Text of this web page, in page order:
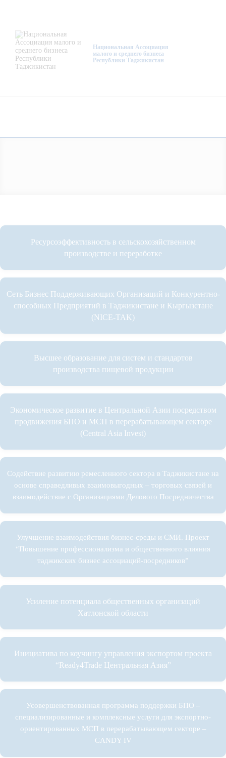
Национальная Ассоциация
малого и среднего бизнеса
Республики Таджикистан
Деятельность
Проекты
Инфоресурсы
Ресурсоэффективность в сельскохозяйственном
производстве и переработке
Сеть Бизнес Поддерживающих Организаций и Конкурентно-
способных Предприятий в Таджикистане и Кыргызстане
(NICE-TAK)
Высшее образование для систем и стандартов
производства пищевой продукции
Экономическое развитие в Центральной Азии посредством
продвижения БПО и МСП в перерабатывающем секторе
(Central Asia Invest)
Содействие развитию ремесленного сектора в Таджикистане на
основе справедливых взаимовыгодных – торговых связей и
взаимодействие с Организациями Делового Посредничества
Улучшение взаимодействия бизнес-среды и СМИ. Проект
“Повышение профессионализма и общественного влияния
таджикских бизнес ассоциаций-посредников”
Усиление потенциала общественных организаций
Хатлонской области
Инициатива по коучингу управления экспортом проекта
“Ready4Trade Центральная Азия”
Усовершенствованная программа поддержки БПО –
специализированные и комплексные услуги для экспортно-
ориентированных МСП в перерабатывающем секторе –
CANDY IV